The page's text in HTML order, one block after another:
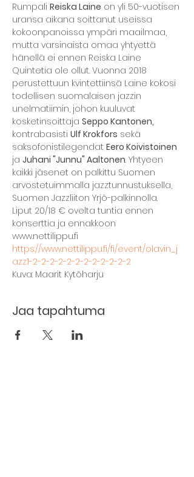
Rumpali Reiska Laine on yli 50-vuotisen
uransa aikana soittanut useissa
kokoonpanoissa ympäri maailmaa,
mutta varsinaista omaa yhtyettä
hänellä ei ennen Reiska Laine
Quintetia ole ollut. Vuonna 2018
perustettuun kvintettiinsä Laine kokosi
todellisen suomalaisen jazzin
unelmatiimin, johon kuuluvat
kosketinsoittaja Seppo Kantonen,
kontrabasisti Ulf Krokfors sekä
saksofonistilegendat Eero Koivistoinen
ja Juhani "Junnu" Aaltonen. Yhtyeen
kaikki jäsenet on palkittu Suomen
arvostetuimmalla jazztunnustuksella,
Suomen Jazzliiton Yrjö-palkinnolla.
Liput 20/18 € ovelta tuntia ennen
konserttia ja ennakkoon
www.nettilippu.fi
https://www.nettilippu.fi/fi/event/olavin_j
azz1-2-2-2-2-2-2-2-2-2-2-2-2
Kuva: Maarit Kytöharju
Jaa tapahtuma